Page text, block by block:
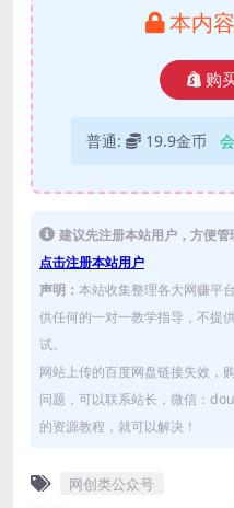
本内
购
普通: 19.9金币
建议先注册本站用户，方便管
点击注册本站用户
声明： 本站收集整理各大网赚平
供任何的一对一教学指导，不提
试。
网站上传的百度网盘链接失效，
问题，可以联系站长，微信：
的资源教程，就可以解决！
网创类公众号